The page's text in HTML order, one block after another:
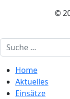
©
Suchen
Home
Aktuelles
Einsätze